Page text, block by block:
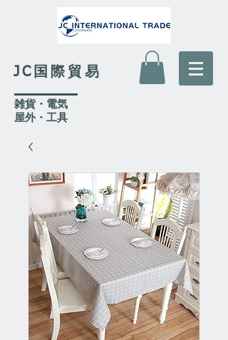
JC国際貿易
​雑貨・電気
​屋外・工具